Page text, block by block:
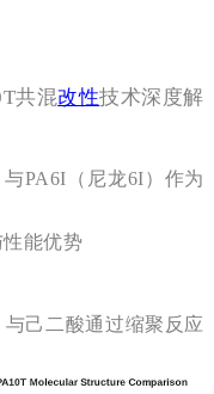
共混改性技术深度解
PA6I（尼龙6I）作为
能优势
己二酸通过缩聚反应